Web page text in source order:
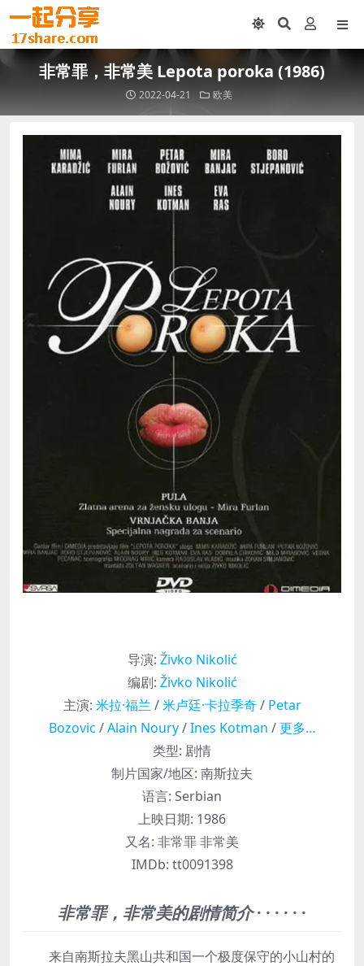
非常罪，非常美 Lepota poroka (1986)
2022-04-21 欧美
导演: Živko Nikolić
编剧: Živko Nikolić
主演: 米拉·福兰 /米卢廷·卡拉季奇/ Petar
Bozovic /Alain Noury/Ines Kotman /更多…
类型: 剧情
制片国家/地区: 南斯拉夫
语言: Serbian
上映日期: 1986
又名: 非常罪 非常美
IMDb: tt0091398
非常罪，非常美的剧情简介· · · · · ·
来自南斯拉夫黑山共和国一个极度保守的小山村的